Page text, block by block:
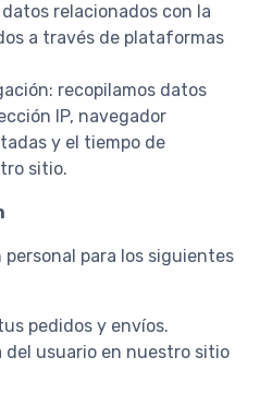
relacionados con la
a través de plataformas
recopilamos datos
IP, navegador
y el tiempo de
sitio.
para los siguientes
pedidos y envíos.
del usuario en nuestro sitio